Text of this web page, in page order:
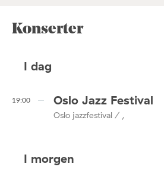
Konserter
I dag
19:00 Oslo Jazz Festival
Oslo jazzfestival / ,
I morgen